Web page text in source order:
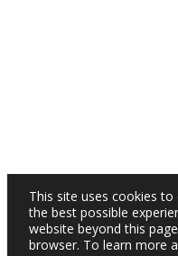
This site uses cookies
the best possible
website beyond this
browser. To learn more